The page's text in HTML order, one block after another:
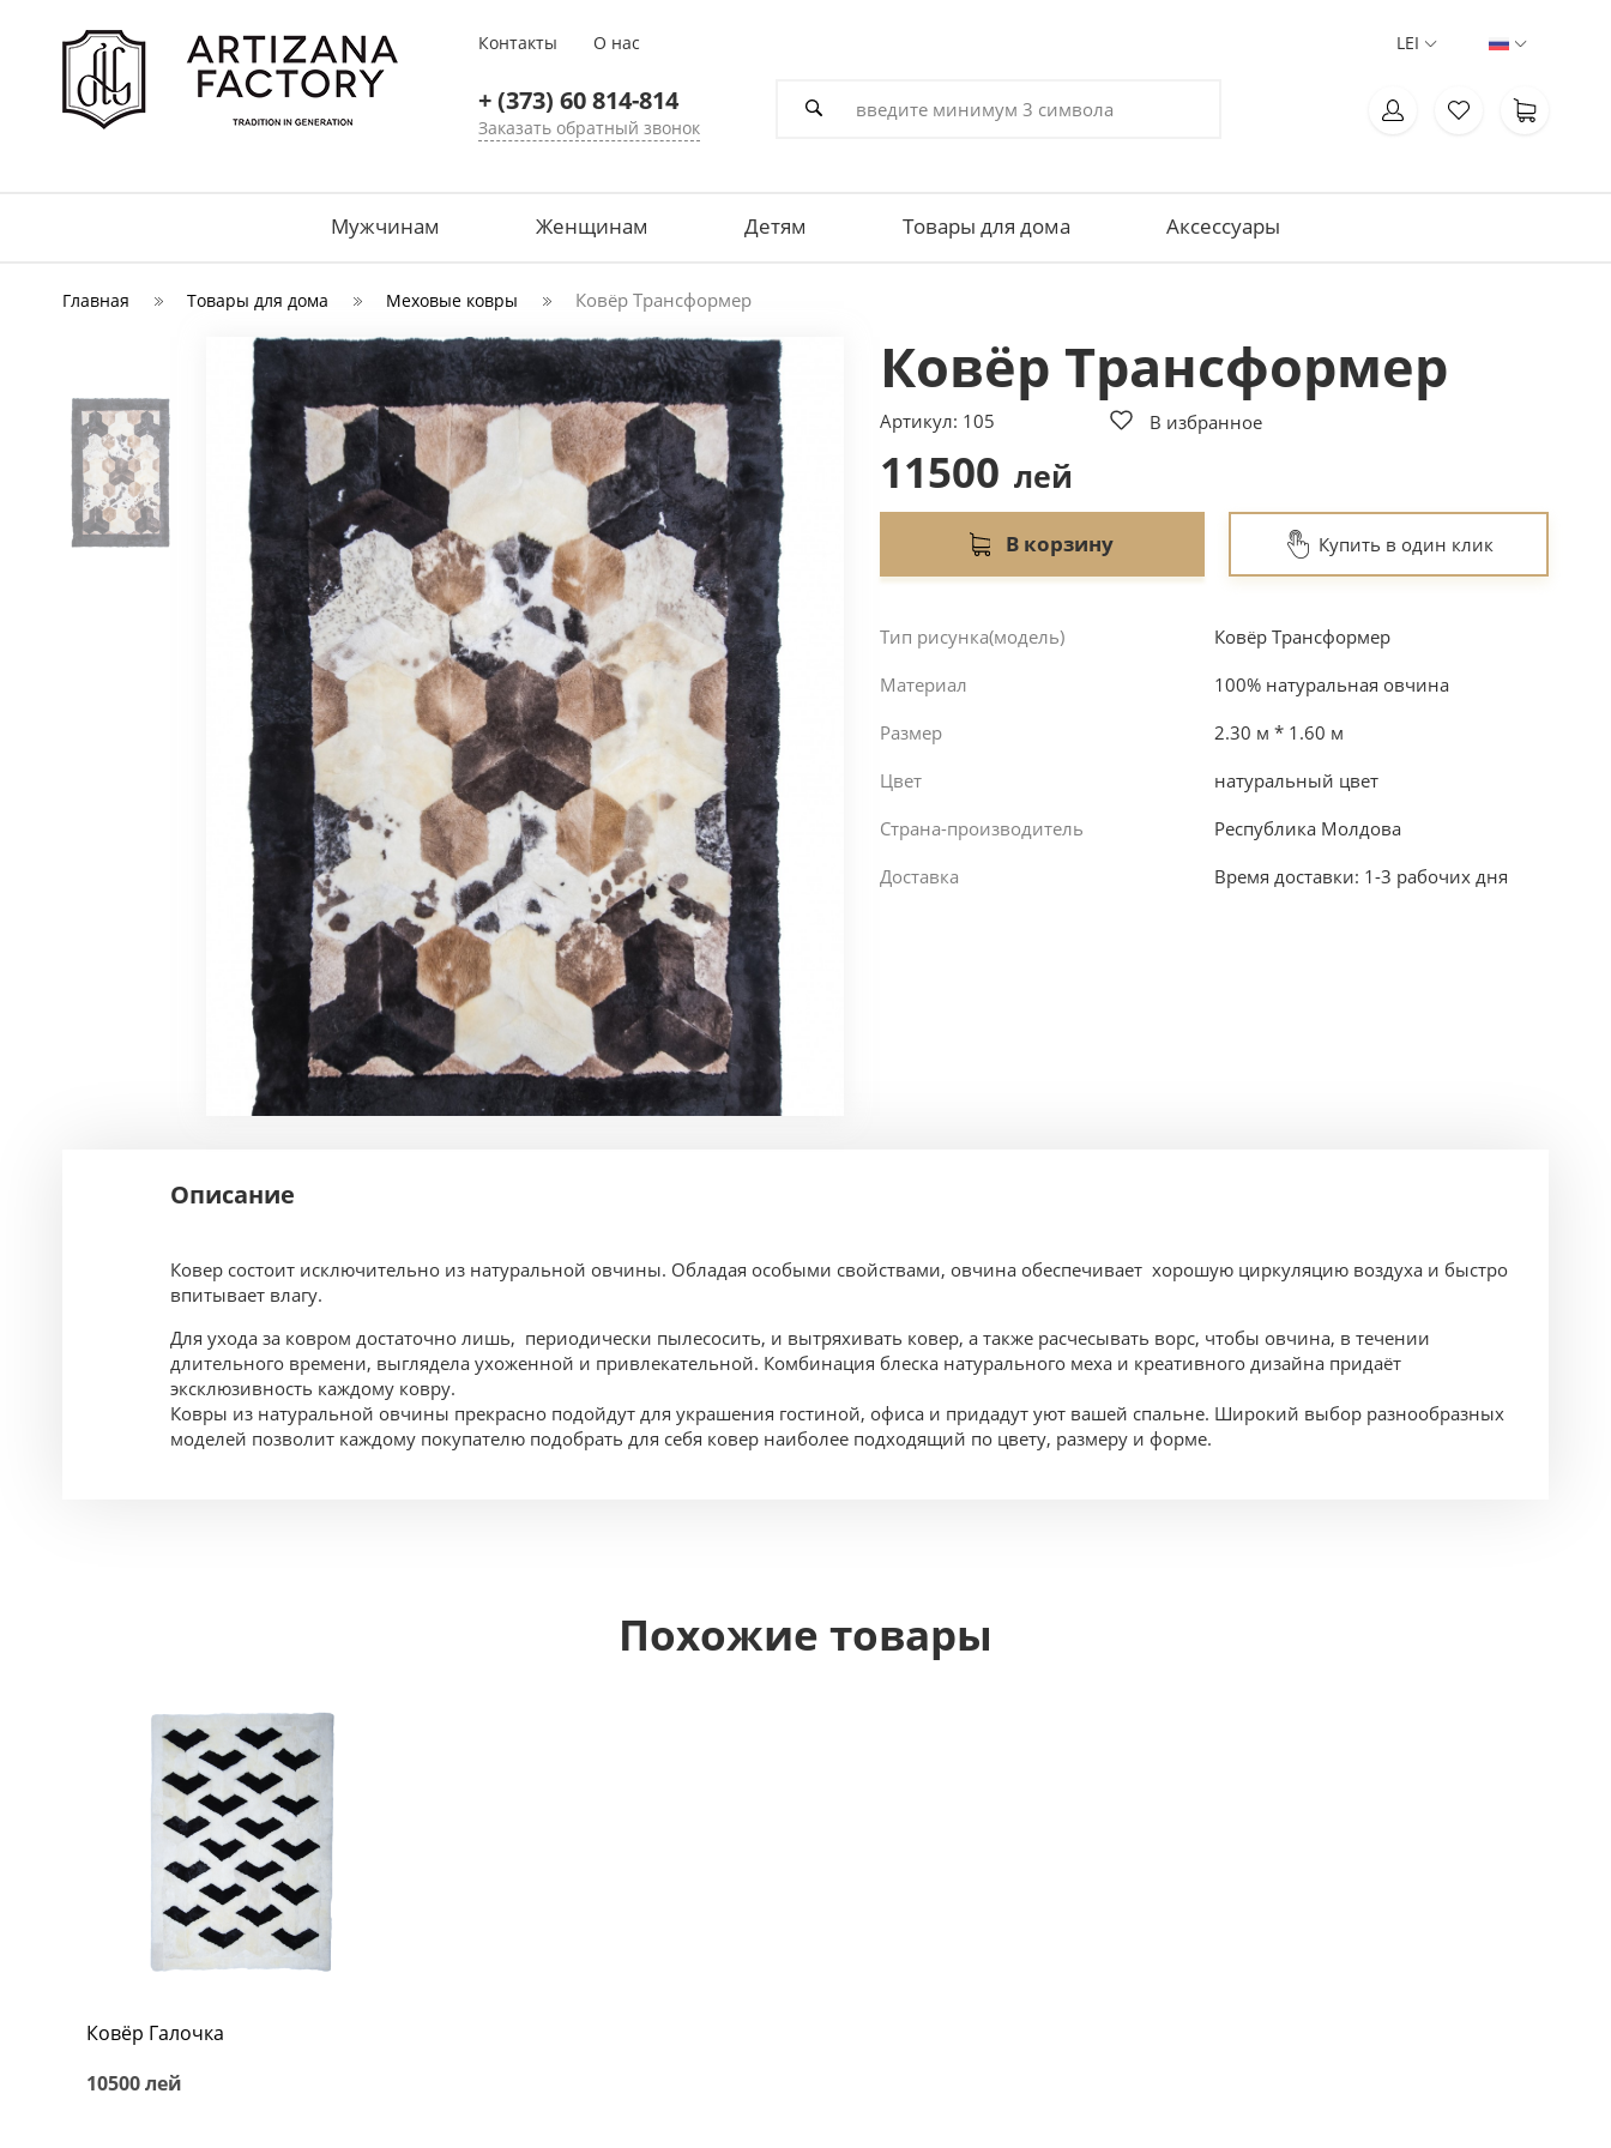
Контакты О нас
+ (373) 60 814-814
Заказать обратный звонок
LEI
Мужчинам Женщинам Детям Товары для дома Aксессуары
Главная Товары для дома Меховые ковры Ковёр Трансформер
Ковёр Трансформер
Артикул: 105 В избранное
11500 лей
B корзину Купить в один клик
Тип рисунка(модель)
Ковёр Трансформер
Материал
100% натуральная овчина
Размер
2.30 м * 1.60 м
Цвет
натуральный цвет
Страна-производитель
Республика Молдова
Доставка
Время доставки: 1-3 рабочих дня
Описание
Ковер состоит исключительно из натуральной овчины. Обладая особыми свойствами, овчина обеспечивает хорошую циркуляцию воздуха и быстро
впитывает влагу.
Для ухода за ковром достаточно лишь, периодически пылесосить, и вытряхивать ковер, а также расчесывать ворс, чтобы овчина, в течении
длительного времени, выглядела ухоженной и привлекательной. Комбинация блеска натурального меха и креативного дизайна придаёт
эксклюзивность каждому ковру.
Ковры из натуральной овчины прекрасно подойдут для украшения гостиной, офиса и придадут уют вашей спальне. Широкий выбор разнообразных
моделей позволит каждому покупателю подобрать для себя ковер наиболее подходящий по цвету, размеру и форме.
Похожие товары
Ковёр Галочка
10500лей